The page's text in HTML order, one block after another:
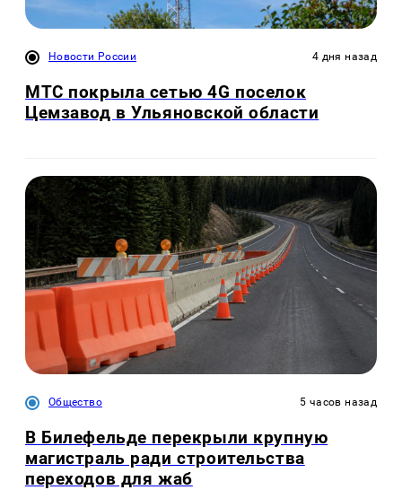
Новости России 4 дня назад
МТС покрыла сетью 4G поселок
Цемзавод в Ульяновской области
Общество 5 часов назад
В Билефельде перекрыли крупную
магистраль ради строительства
переходов для жаб